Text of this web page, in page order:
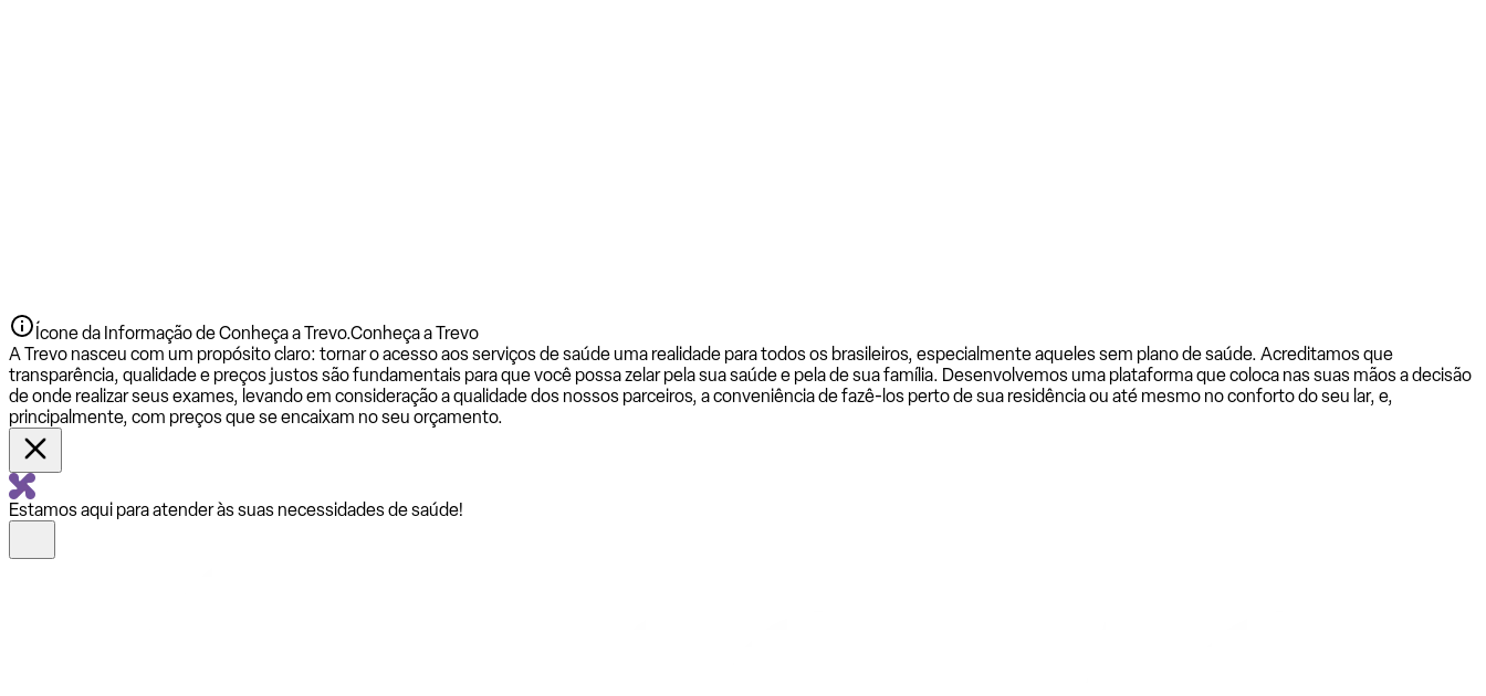
Ícone da Informação de Conheça a Trevo.Conheça a Trevo
A Trevo nasceu com um propósito claro: tornar o acesso aos serviços de saúde uma realidade para todos os brasileiros, especialmente aqueles sem plano de saúde. Acreditamos que
transparência, qualidade e preços justos são fundamentais para que você possa zelar pela sua saúde e pela de sua família. Desenvolvemos uma plataforma que coloca nas suas mãos a decisão
de onde realizar seus exames, levando em consideração a qualidade dos nossos parceiros, a conveniência de fazê-los perto de sua residência ou até mesmo no conforto do seu lar, e,
principalmente, com preços que se encaixam no seu orçamento.
Estamos aqui para atender às suas necessidades de saúde!